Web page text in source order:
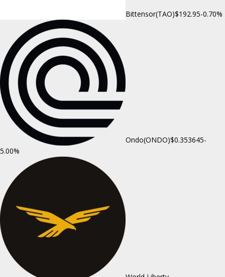
Bittensor(TAO)$192.95-0.70%
Ondo(ONDO)$0.353645-
5.00%